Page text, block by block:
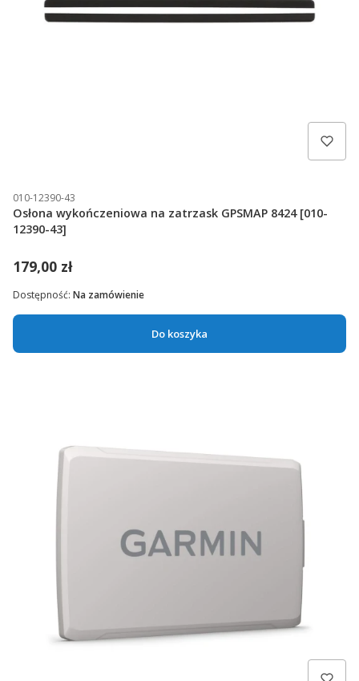
010-12390-43
Osłona wykończeniowa na zatrzask GPSMAP 8424 [010-
12390-43]
179,00 zł
Do koszyka
Dostępność: Na zamówienie